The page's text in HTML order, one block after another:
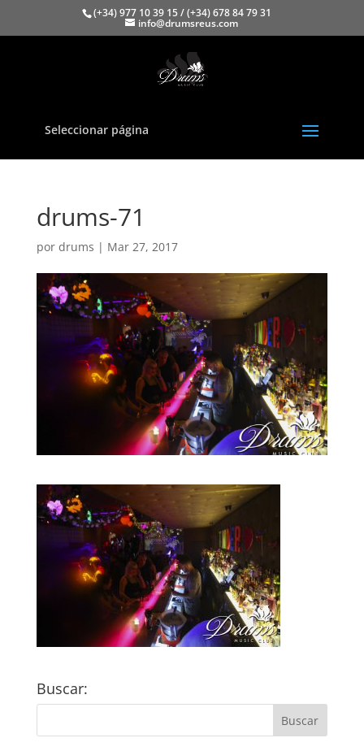
(+34) 977 10 39 15 / (+34) 678 84 79 31
info@drumsreus.com
Seleccionar página
drums-71
por drums | Mar 27, 2017
Buscar: